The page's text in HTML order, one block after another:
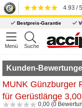
4.93 /
Bestpreis-Garantie
Menü Suche
Kunden-
MUNK Günzburger
für Gerüstlänge
0,00 (0